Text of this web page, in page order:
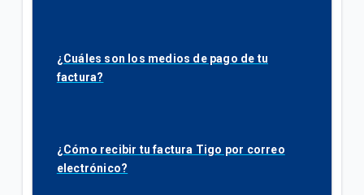
¿Cuáles son los medios de pago de tu
factura?
¿Cómo recibir tu factura Tigo por correo
electrónico?